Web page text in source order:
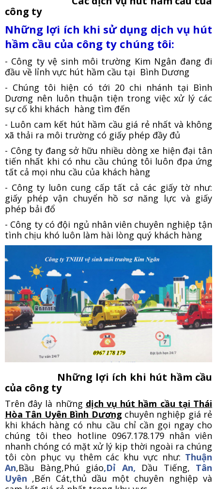
công ty
Những lợi ích khi sử dụng dịch vụ hút
hầm cầu của công ty chúng tôi:
- Công ty vệ sinh môi trường Kim Ngân đang đi
đầu về lỉnh vực hút hầm cầu tại Bình Dương
- Chúng tôi hiện có tới 20 chi nhánh tại Bình
Dương nên luôn thuận tiện trong việc xử lý các
sự cố khi khách hàng tìm đến
- Luôn cam kết hút hầm cầu giá rẻ nhất và không
xã thải ra môi trường có giấy phép đầy đủ
- Công ty đang sở hữu nhiều dòng xe hiện đại tân
tiến nhất khi có nhu cầu chúng tôi luôn đpa ứng
tất cả mọi nhu cầu của khách hàng
- Công ty luôn cung cấp tất cả các giấy tờ như:
giấy phép vận chuyển hồ sơ năng lực và giấy
phép bải đổ
- Công ty có đội ngủ nhân viên chuyên nghiệp tận
tình chịu khó luôn làm hài lòng quý khách hàng
Những lợi ích khi hút hầm cầu
của công ty
Trên đây là những dịch vụ hút hầm cầu tại Thái
Hòa Tân Uyên Bình Dương chuyên nghiệp giá rẻ
khi khách hàng có nhu cầu chỉ cần gọi ngay cho
chúng tôi theo hotline 0967.178.179 nhân viên
nhanh chóng có mặt xử lý kịp thời ngoài ra chúng
tôi còn phục vụ thêm các khu vực như: Thuận
An,Bầu Bàng,Phú giáo,Dỉ An, Dầu Tiếng, Tân
Uyên ,Bến Cát,thủ dầu một chuyên nghiệp và